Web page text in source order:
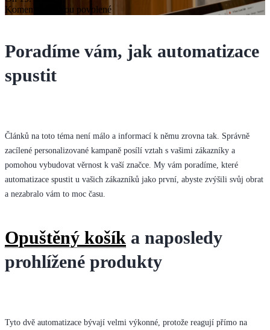
Komentáře nejsou povolenéu
5
automatizací,
Poradíme vám, jak automatizace
spustit
Článků na toto téma není málo a informací k němu zrovna tak. Správně
zacílené personalizované kampaně posílí vztah s vašimi zákazníky a
pomohou vybudovat věrnost k vaší značce. My vám poradíme, které
automatizace spustit u vašich zákazníků jako první, abyste zvýšili svůj obrat
a nezabralo vám to moc času.
Opuštěný košík a naposledy
prohlížené produkty
Tyto dvě automatizace bývají velmi výkonné, protože reagují přímo na